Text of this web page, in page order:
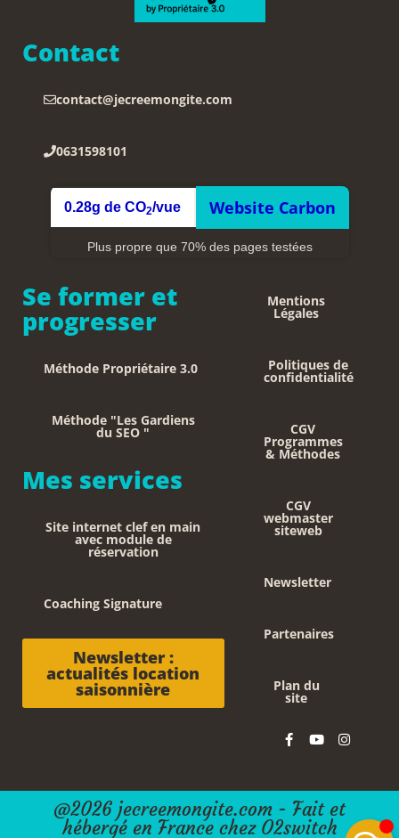
Contact
contact@jecreemongite.com
0631598101
0.28g de CO2/vue Website Carbon
Plus propre que 70% des pages testées
Se former et
progresser
Méthode Propriétaire 3.0
Méthode "Les Gardiens
du SEO "
Mes services
Site internet clef en main
avec module de
réservation
Coaching Signature
Newsletter :
actualités location
saisonnière
Mentions
Légales
Politiques de
confidentialité
CGV
Programmes
& Méthodes
CGV
webmaster
siteweb
Newsletter
Partenaires
Plan du
site
@2026 jecreemongite.com - Fait et
hébergé en France chez O2switch